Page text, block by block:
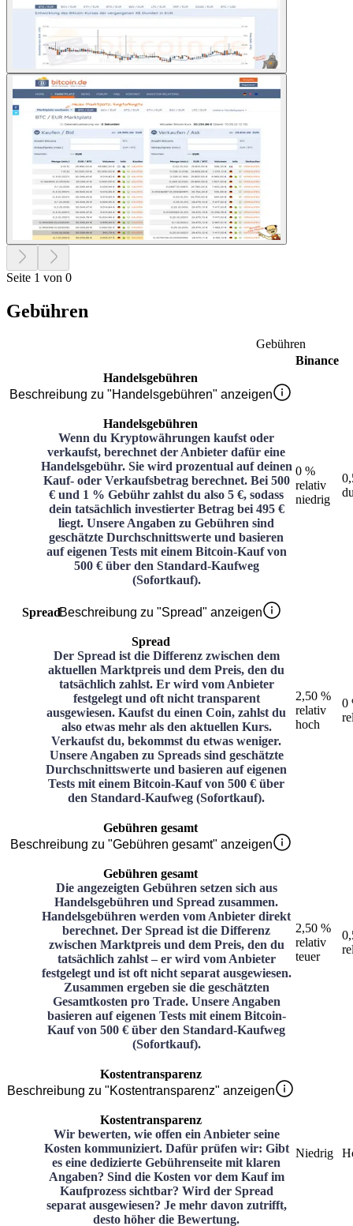
Seite 1 von 0
Gebühren
Gebühren
Binance
Handelsgebühren
Beschreibung zu "Handelsgebühren" anzeigen
Handelsgebühren
Wenn du Kryptowährungen kaufst oder
verkaufst, berechnet der Anbieter dafür eine
Handelsgebühr. Sie wird prozentual auf deinen
Kauf- oder Verkaufsbetrag berechnet. Bei 500
€ und 1 % Gebühr zahlst du also 5 €, sodass
dein tatsächlich investierter Betrag bei 495 €
liegt. Unsere Angaben zu Gebühren sind
geschätzte Durchschnittswerte und basieren
auf eigenen Tests mit einem Bitcoin-Kauf von
500 € über den Standard-Kaufweg
(Sofortkauf).
0 %
relativ
niedrig
SpreadBeschreibung zu "Spread" anzeigen
Spread
Der Spread ist die Differenz zwischen dem
aktuellen Marktpreis und dem Preis, den du
tatsächlich zahlst. Er wird vom Anbieter
festgelegt und oft nicht transparent
ausgewiesen. Kaufst du einen Coin, zahlst du
also etwas mehr als den aktuellen Kurs.
Verkaufst du, bekommst du etwas weniger.
Unsere Angaben zu Spreads sind geschätzte
Durchschnittswerte und basieren auf eigenen
Tests mit einem Bitcoin-Kauf von 500 € über
den Standard-Kaufweg (Sofortkauf).
2,50 %
relativ
hoch
0
Gebühren gesamt
Beschreibung zu "Gebühren gesamt" anzeigen
Gebühren gesamt
Die angezeigten Gebühren setzen sich aus
Handelsgebühren und Spread zusammen.
Handelsgebühren werden vom Anbieter direkt
berechnet. Der Spread ist die Differenz
zwischen Marktpreis und dem Preis, den du
tatsächlich zahlst – er wird vom Anbieter
festgelegt und ist oft nicht separat ausgewiesen.
Zusammen ergeben sie die geschätzten
Gesamtkosten pro Trade. Unsere Angaben
basieren auf eigenen Tests mit einem Bitcoin-
Kauf von 500 € über den Standard-Kaufweg
(Sofortkauf).
2,50 %
relativ
teuer
Kostentransparenz
Beschreibung zu "Kostentransparenz" anzeigen
Kostentransparenz
Wir bewerten, wie offen ein Anbieter seine
Kosten kommuniziert. Dafür prüfen wir: Gibt
es eine dedizierte Gebührenseite mit klaren
Angaben? Sind die Kosten vor dem Kauf im
Kaufprozess sichtbar? Wird der Spread
separat ausgewiesen? Je mehr davon zutrifft,
desto höher die Bewertung.
Niedrig